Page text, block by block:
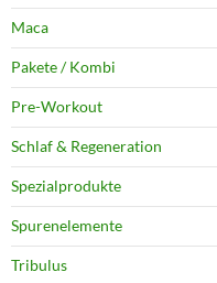
Maca
Pakete / Kombi
Pre-Workout
Schlaf & Regeneration
Spezialprodukte
Spurenelemente
Tribulus